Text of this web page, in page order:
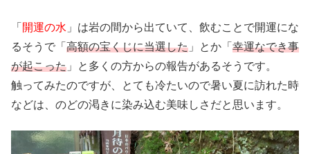
「 開運の水 」は岩の間から出ていて、飲むことで開運にな
るそうで「 高額の宝くじに当選した 」とか「 幸運なでき事
が起こった 」と多くの方からの報告があるそうです。
触ってみたのですが、とても冷たいので暑い夏に訪れた時
などは、のどの渇きに染み込む美味しさだと思います。